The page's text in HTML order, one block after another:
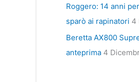
Roggero: 14 anni
sparò ai rapinatori 4
Beretta AX800
anteprima 4